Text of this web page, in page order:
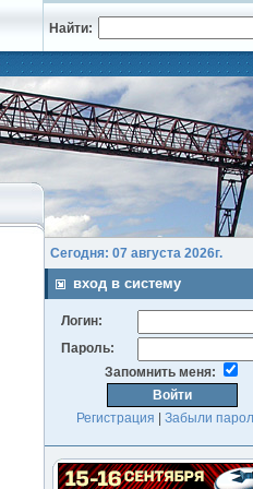
Найти:
Сегодня: 07 августа 2026г.
вход в систему
Логин:
Пароль:
Запомнить меня:
Регистрация Забыли